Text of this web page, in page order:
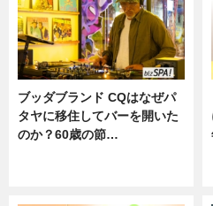
ブッダブランド CQはなぜパ
タヤに移住してバーを開いた
のか？60歳の節…